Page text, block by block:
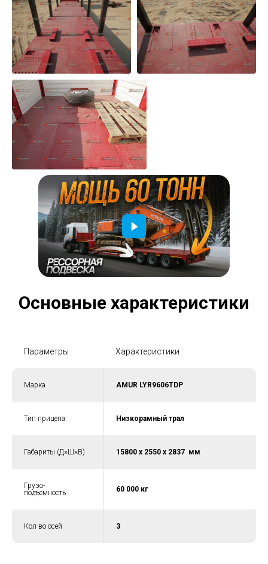
Основные характеристики
Параметры Характеристики
Марка AMUR LYR9606TDP
Тип прицепа Низкорамный трал
Габариты (Д×Ш×В) 15800 х 2550 х 2837 мм
Грузо-
подъёмность
60 000 кг
Кол-во осей 3